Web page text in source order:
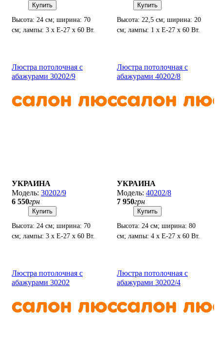
Купить
Высота: 24 см; ширина: 70
см; лампы: 3 х Е-27 х 60 Вт.
Купить
Высота: 22,5 см; ширина: 20
см; лампы: 1 х Е-27 х 60 Вт.
Люстра потолочная с
абажурами 30202/9
УКРАИНА
30202/9
6 550грн
Купить
Высота: 24 см; ширина: 70
см; лампы: 3 х Е-27 х 60 Вт.
Люстра потолочная с
абажурами 40202/8
УКРАИНА
40202/8
7 950грн
Купить
Высота: 24 см; ширина: 80
см; лампы: 4 х Е-27 х 60 Вт.
Люстра потолочная с
абажурами 30202
Люстра потолочная с
абажурами 30202/4